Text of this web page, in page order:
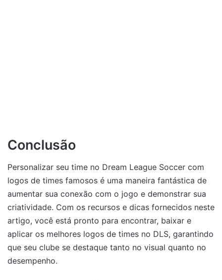
Conclusão
Personalizar seu time no Dream League Soccer com
logos de times famosos é uma maneira fantástica de
aumentar sua conexão com o jogo e demonstrar sua
criatividade. Com os recursos e dicas fornecidos neste
artigo, você está pronto para encontrar, baixar e
aplicar os melhores logos de times no DLS, garantindo
que seu clube se destaque tanto no visual quanto no
desempenho.